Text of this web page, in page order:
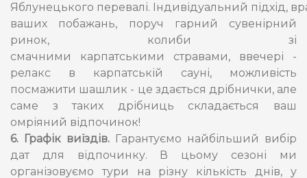
Яблунецького перевалі. Індивідуальний підхід,
ваших побажань, поруч гарний сувенірний
ринок, колиби зі
смачними карпатськими стравами, ввечері -
релакс в карпатській сауні, можливість
посмажити шашлик - це здається дрібнички, але
саме з таких дрібниць складається ваш
омріяний відпочинок!
6. Графік виїздів. Гарантуємо найбільший вибір
дат для відпочинку. В цьому сезоні ми
організовуємо тури на різну кількість днів, у